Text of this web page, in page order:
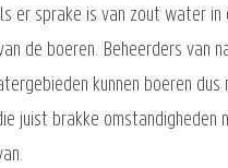
er sprake is van zout water
de boeren. Beheerders van
kunnen boeren
juist brakke